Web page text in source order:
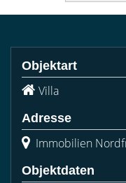
Objektart
Villa
Adresse
Immobilien
Objektdaten